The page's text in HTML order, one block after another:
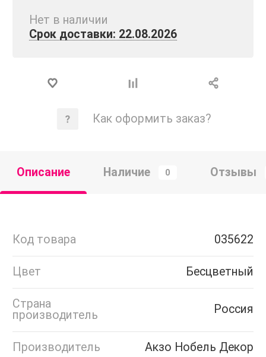
Нет в наличии
Срок доставки: 22.08.2026
Как оформить заказ?
Описание Наличие 0 Отзывы
Код товара 035622
Цвет Бесцветный
Страна
производитель
Россия
Производитель Акзо Нобель Декор